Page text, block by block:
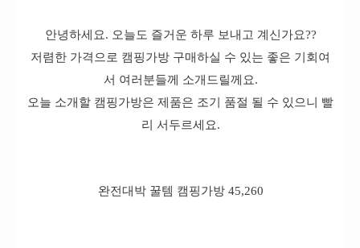
안녕하세요. 오늘도 즐거운 하루 보내고 계신가요??
저렴한 가격으로 캠핑가방 구매하실 수 있는 좋은 기회여
서 여러분들께 소개드릴께요.
오늘 소개할 캠핑가방은 제품은 조기 품절 될 수 있으니 빨
리 서두르세요.
완전대박 꿀템 캠핑가방 45,260